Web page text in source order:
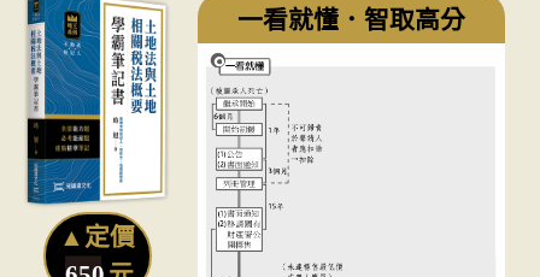
▲定價
一看就懂．智取高分